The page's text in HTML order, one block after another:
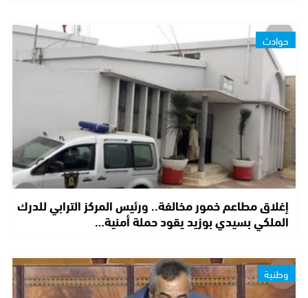
حوادث
إغلاق مطاعم خمور مخالفة.. ورئيس المركز الترابي للدرك
الملكي بسيدي بوزيد يقود حملة أمنية…
وطنية